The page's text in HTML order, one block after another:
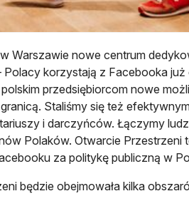
Warszawie nowe centrum
Polacy korzystają z Facebooka
przedsiębiorcom nowe
Staliśmy się też
i darczyńców. Łączymy
Polaków. Otwarcie Przestrzeni
za politykę publiczną w
będzie obejmowała kilka